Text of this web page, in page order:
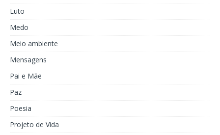
Luto
Medo
Meio ambiente
Mensagens
Pai e Mãe
Paz
Poesia
Projeto de Vida